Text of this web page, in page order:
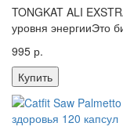
TONGKAT ALI
уровня энергииЭто
995 р.
Купить